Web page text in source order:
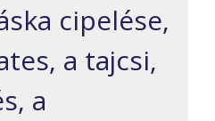
cipelése,
a tajcsi,
a